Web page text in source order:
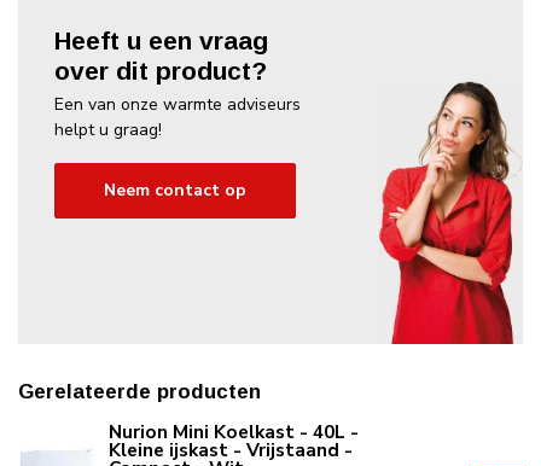
Heeft u een vraag
over dit product?
Een van onze warmte adviseurs
helpt u graag!
Neem contact op
Gerelateerde producten
Nurion Mini Koelkast - 40L -
Kleine ijskast - Vrijstaand -